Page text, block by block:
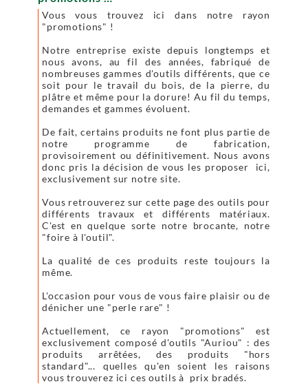
Vous vous trouvez ici dans notre rayon
"promotions" !
Notre entreprise existe depuis longtemps et
nous avons, au fil des années, fabriqué de
nombreuses gammes d'outils différents, que ce
soit pour le travail du bois, de la pierre, du
plâtre et même pour la dorure! Au fil du temps,
demandes et gammes évoluent.
De fait, certains produits ne font plus partie de
notre programme de fabrication,
provisoirement ou définitivement. Nous avons
donc pris la décision de vous les proposer ici,
exclusivement sur notre site.
Vous retrouverez sur cette page des outils pour
différents travaux et différents matériaux.
C'est en quelque sorte notre brocante, notre
"foire à l'outil".
La qualité de ces produits reste toujours la
même.
L'occasion pour vous de vous faire plaisir ou de
dénicher une "perle rare" !
Actuellement, ce rayon "promotions" est
exclusivement composé d'outils "Auriou" : des
produits arrêtées, des produits "hors
standard"... quelles qu'en soient les raisons
vous trouverez ici ces outils à prix bradés.